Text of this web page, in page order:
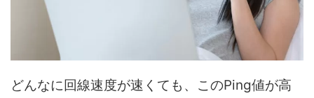
どんなに回線速度が速くても、このPing値が高